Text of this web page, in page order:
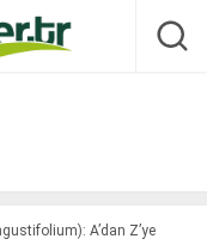
A’dan Z’ye